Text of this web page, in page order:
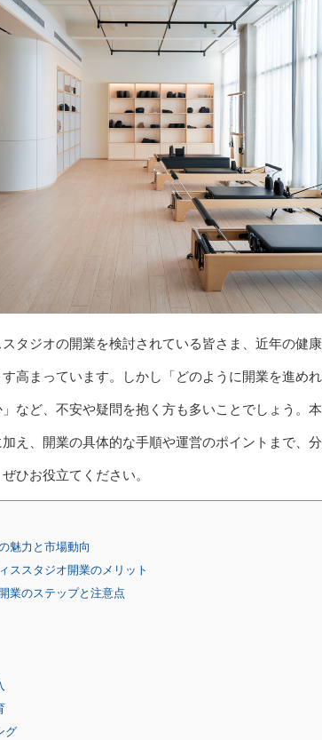
タジオの開業を検討されている皆さま、近年の健
高まっています。しかし「どのように開業を進め
など、不安や疑問を抱く方も多いことでしょう。
え、開業の具体的な手順や運営のポイントまで、
ひお役立てください。
魅力と市場動向
ススタジオ開業のメリット
業のステップと注意点
グ